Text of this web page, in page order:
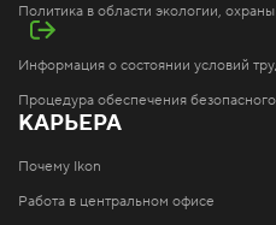
Политика в области экологии,
Информация о состоянии условий
Процедура обеспечения
КАРЬЕРА
Почему Ikon
Работа в центральном офисе